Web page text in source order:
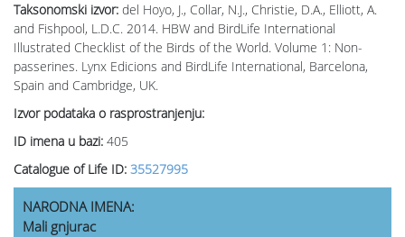
Taksonomski izvor: del Hoyo, J., Collar, N.J., Christie, D.A., Elliott, A.
and Fishpool, L.D.C. 2014. HBW and BirdLife International
Illustrated Checklist of the Birds of the World. Volume 1: Non-
passerines. Lynx Edicions and BirdLife International, Barcelona,
Spain and Cambridge, UK.
Izvor podataka o rasprostranjenju:
ID imena u bazi: 405
Catalogue of Life ID: 35527995
NARODNA IMENA:
Mali gnjurac